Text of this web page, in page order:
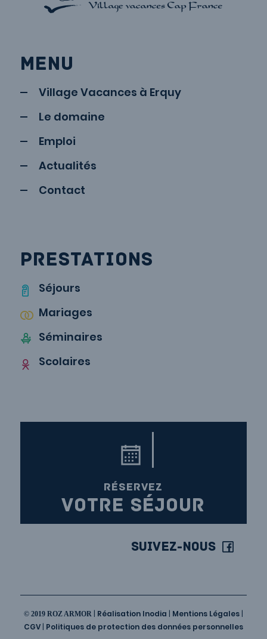
MENU
Village Vacances à Erquy
Le domaine
Emploi
Actualités
Contact
PRESTATIONS
Séjours
Mariages
Séminaires
Scolaires
RÉSERVEZ
VOTRE SÉJOUR
Suivez-nous
© 2019 ROZ ARMOR| Réalisation Inodia | Mentions Légales|
CGV| Politiques de protection des données personnelles